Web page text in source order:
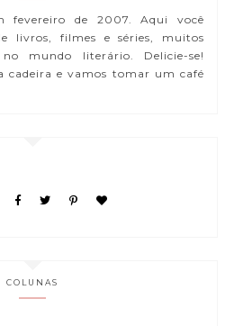
fevereiro de 2007. Aqui você
livros, filmes e séries, muitos
mundo literário. Delicie-se!
cadeira e vamos tomar um café
COLUNAS